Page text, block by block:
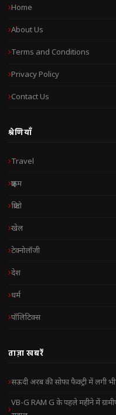
Home
About Us
Terms and Conditions
Privacy Policy
Contact Us
श्रेणियाँ
Travel
क्राइम
क्रिप्टो
खेल
टेक्नोलॉजी
देश
धर्म
पॉलिटिक्स
ताज़ा खबरें
सऊदी अरब की सोफा फैक्ट्री में लगी
VB-G RAM G के पहले महीने में